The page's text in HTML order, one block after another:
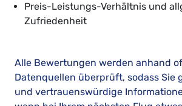
Preis-Leistungs-Verhältnis und
Zufriedenheit
Alle Bewertungen werden anhand
Datenquellen überprüft, sodass Sie
und vertrauenswürdige